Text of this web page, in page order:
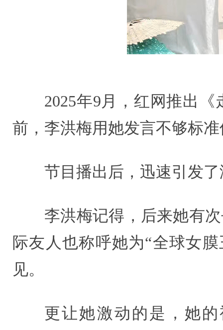
2025年9月，红网推出
前，李洪梅用她发言不够标
节目播出后，迅速引发
李洪梅记得，后来她有
际友人也称呼她为“全球女
见。
更让她激动的是，她